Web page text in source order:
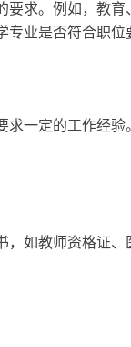
要求。例如，教
专业是否符合职位
求一定的工作经
，如教师资格证